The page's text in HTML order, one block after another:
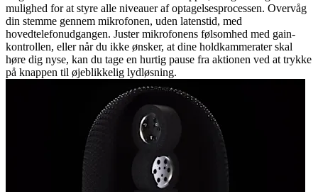
mulighed for at styre alle niveauer af optagelsesprocessen. Overvåg
din stemme gennem mikrofonen, uden latenstid, med
hovedtelefonudgangen. Juster mikrofonens følsomhed med gain-
kontrollen, eller når du ikke ønsker, at dine holdkammerater skal
høre dig nyse, kan du tage en hurtig pause fra aktionen ved at trykke
på knappen til øjeblikkelig lydløsning.